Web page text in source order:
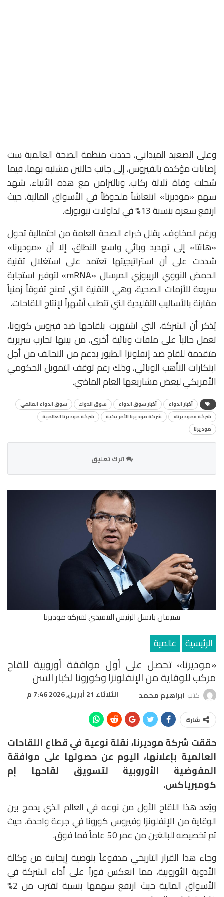
وعلى الصعيد الميداني، حددت منظمة الصحة العالمية ست
إصابات مؤكدة بالفيروس، إلى جانب حالتين مشتبه بهما، فيما
سُجلت وفاة ثلاثة ركاب. وبالتزامن مع هذه الأنباء، شهد
سهم «موديرنا» انتعاشاً ملحوظاً في الأسواق المالية، حيث
ارتفع سعره بنسبة 13% في تداولات نيويورك.
ورغم المخاوف، يقلل خبراء الصحة العامة من احتمالية تحول
«هانتا» إلى تهديد وبائي واسع النطاق، إلا أن «موديرنا»
شددت على أن استراتيجيتها تعتمد على استغلال تقنية
الحمض النووي الريبوزي المرسال «mRNA» لتوفير استجابة
سريعة للأزمات الصحية، وهي التقنية التي تمنح تفوقاً زمنياً
مقارنة بالأساليب التقليدية التي تتطلب أشهراً لإنتاج اللقاحات.
يُذكر أن الشركة، التي اشتهرت بلقاحها ضد فيروس كورونا،
تعمل حالياً على ملفات وبائية أخرى، من بينها تجارب سريرية
متقدمة للقاح ضد إنفلونزا الطيور بدعم من التحالف من أجل
ابتكارات التأهب الوبائي، وذلك رغم توقف التمويل الحكومي
الأمريكي لبعض مشاريعها العام الماضي.
أخبار الدواء أخبار سوق الدواء سوق الدواء
سوق الدواء العالمي
شركة «موديرنا»
شركة موديرنا الأمريكية
شركة موديرنا العالمية
موديرنا
اترك تعليق
ستيفان بانسل الرئيس التنفيذي لشركة موديرنا
الرئيسية عالمية
«موديرنا» تحصل على أول موافقة أوروبية للقاح
مركب للوقاية من الإنفلونزا وكورونا لكبار السن
كتب ابراهيم محمد الثلاثاء 21 أبريل, 2026 7:46 م
شارك
حققت شركة موديرنا، نقلة نوعية في قطاع اللقاحات
العالمية بإعلانها، اليوم عن حصولها على موافقة
المفوضية الأوروبية لتسويق لقاحها إم
كومبرياكس.
ويُعد هذا اللقاح الأول من نوعه في العالم الذي يدمج بين
الوقاية من الإنفلونزا وفيروس كورونا في جرعة واحدة، حيث
تم تخصيصه للبالغين من عمر 50 عاماً فما فوق.
وجاء هذا القرار التاريخي مدفوعاً بتوصية إيجابية من وكالة
الأدوية الأوروبية، مما انعكس فوراً على أداء الشركة في
الأسواق المالية حيث ارتفع سهمها بنسبة تقترب من 2%